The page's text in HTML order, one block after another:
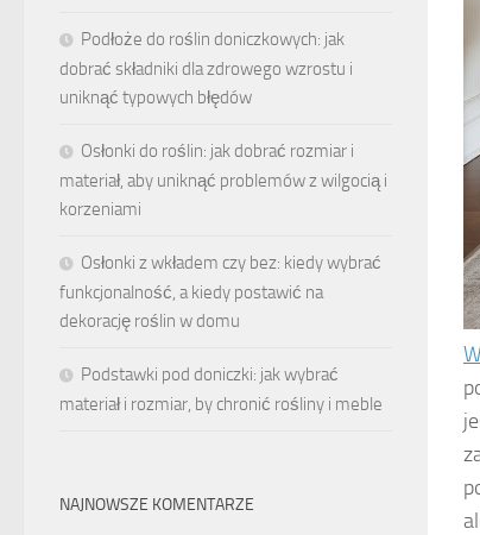
Podłoże do roślin doniczkowych: jak
dobrać składniki dla zdrowego wzrostu i
uniknąć typowych błędów
Osłonki do roślin: jak dobrać rozmiar i
materiał, aby uniknąć problemów z wilgocią i
korzeniami
Osłonki z wkładem czy bez: kiedy wybrać
funkcjonalność, a kiedy postawić na
dekorację roślin w domu
Podstawki pod doniczki: jak wybrać
materiał i rozmiar, by chronić rośliny i meble
NAJNOWSZE KOMENTARZE